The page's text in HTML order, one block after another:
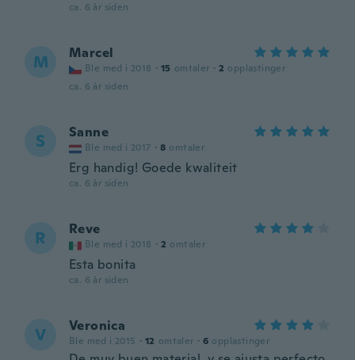
ca. 6 år siden
M Marcel
Ble med i 2018 · 15 omtaler · 2 opplastinger
ca. 6 år siden
S Sanne
Ble med i 2017 · 8 omtaler
Erg handig! Goede kwaliteit
ca. 6 år siden
R Reve
Ble med i 2018 · 2 omtaler
Esta bonita
ca. 6 år siden
V Veronica
Ble med i 2015 · 12 omtaler · 6 opplastinger